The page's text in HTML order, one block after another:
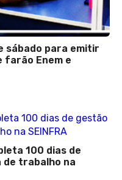
sábado para emitir
farão Enem e
100 dias de
de trabalho na